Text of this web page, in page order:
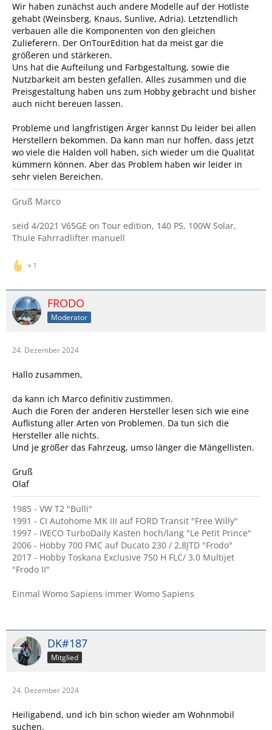
Wir haben zunächst auch andere Modelle auf der Hotliste
gehabt (Weinsberg, Knaus, Sunlive, Adria). Letztendlich
verbauen alle die Komponenten von den gleichen
Zulieferern. Der OnTourEdition hat da meist gar die
größeren und stärkeren.
Uns hat die Aufteilung und Farbgestaltung, sowie die
Nutzbarkeit am besten gefallen. Alles zusammen und die
Preisgestaltung haben uns zum Hobby gebracht und bisher
auch nicht bereuen lassen.
Probleme und langfristigen Ärger kannst Du leider bei allen
Herstellern bekommen. Da kann man nur hoffen, dass jetzt
wo viele die Halden voll haben, sich wieder um die Qualität
kümmern können. Aber das Problem haben wir leider in
sehr vielen Bereichen.
Gruß Marco
seid 4/2021 V65GE on Tour edition, 140 PS, 100W Solar,
Thule Fahrradlifter manuell
1
FRODO
Moderator
24. Dezember 2024
Hallo zusammen,
da kann ich Marco definitiv zustimmen.
Auch die Foren der anderen Hersteller lesen sich wie eine
Auflistung aller Arten von Problemen. Da tun sich die
Hersteller alle nichts.
Und je größer das Fahrzeug, umso länger die Mängellisten.
Gruß
Olaf
1985 - VW T2 "Bulli"
1991 - CI Autohome MK III auf FORD Transit "Free Willy"
1997 - IVECO TurboDaily Kasten hoch/lang "Le Petit Prince"
2006 - Hobby 700 FMC auf Ducato 230 / 2,8JTD "Frodo"
2017 - Hobby Toskana Exclusive 750 H FLC/ 3.0 Multijet
"Frodo II"
Einmal Womo Sapiens immer Womo Sapiens
DK#187
Mitglied
24. Dezember 2024
Heiligabend, und ich bin schon wieder am Wohnmobil
suchen.